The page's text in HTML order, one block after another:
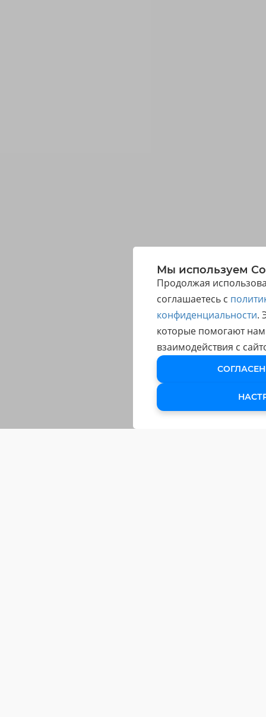
Мы используем
Продолжая
соглашаетесь с
конфиденциальности.
которые помогают
взаимодействия с